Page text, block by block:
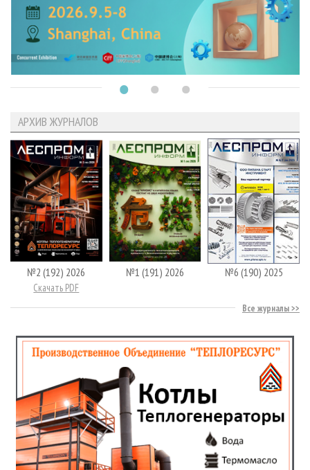
АРХИВ ЖУРНАЛОВ
№2 (192) 2026
Скачать PDF
№1 (191) 2026 №6 (190) 2025
Все журналы